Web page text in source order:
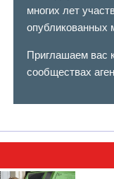
многих лет
опубликованных
Приглашаем вас
сообществах